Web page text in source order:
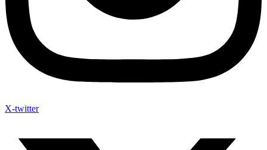
X-twitter